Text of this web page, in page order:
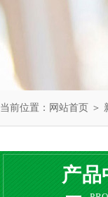
当前位置： 网站首页 ＞
产品